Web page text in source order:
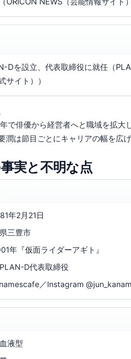
Dを設立、代表取締役に就任（
サイト））
で俳優から経営者へと職域を拡大
潤は節目ごとにキャリアの幅を広
実と不明な点
年2月21日
三豊市
年『仮面ライダーアギト』
D代表取締役
／Instagram
液型